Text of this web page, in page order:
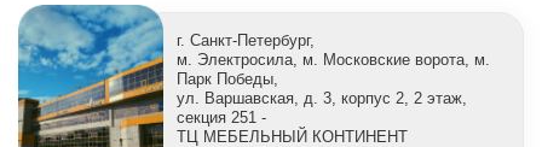
г. Санкт-Петербург,
м. Электросила, м. Московские ворота, м.
Парк Победы,
ул. Варшавская, д. 3, корпус 2, 2 этаж,
секция 251 -
ТЦ МЕБЕЛЬНЫЙ КОНТИНЕНТ